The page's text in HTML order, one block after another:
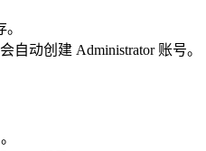
动创建 Administrator 账号。